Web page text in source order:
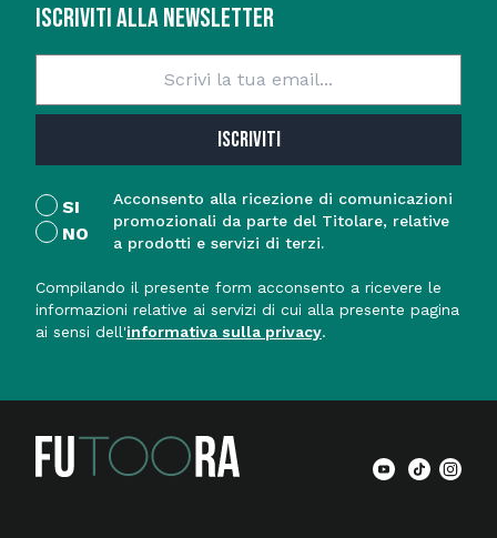
ISCRIVITI ALLA NEWSLETTER
ISCRIVITI
SI
NO
Acconsento alla ricezione di comunicazioni
promozionali da parte del Titolare, relative
a prodotti e servizi di terzi.
Compilando il presente form acconsento a ricevere le
informazioni relative ai servizi di cui alla presente pagina
ai sensi dell'informativa sulla privacy.